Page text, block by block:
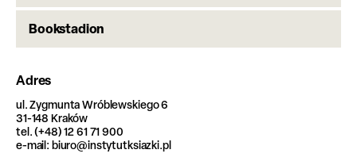
Bookstadion
Adres
ul. Zygmunta Wróblewskiego 6
31-148 Kraków
tel. (+48) 12 61 71 900
e-mail: biuro@instytutksiazki.pl